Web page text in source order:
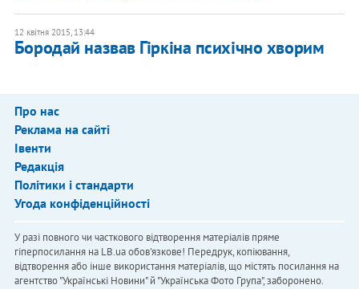
12 квітня 2015, 13:44
Бородай назвав Гіркіна психічно хворим
Про нас
Реклама на сайті
Івенти
Редакція
Політики і стандарти
Угода конфіденційності
У разі повного чи часткового відтворення матеріалів пряме
гіперпосилання на LB.ua обов'язкове! Передрук, копіювання,
відтворення або інше використання матеріалів, що містять посилання на
агентство "Українськi Новини" й "Українська Фото Група", заборонено.